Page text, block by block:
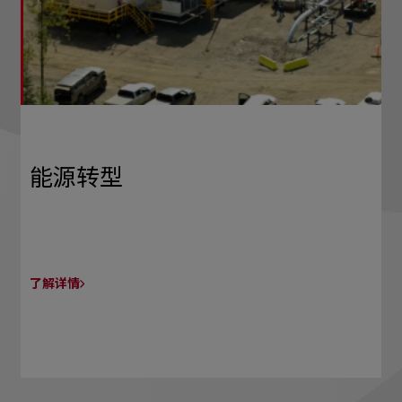
能源转型
了解详情